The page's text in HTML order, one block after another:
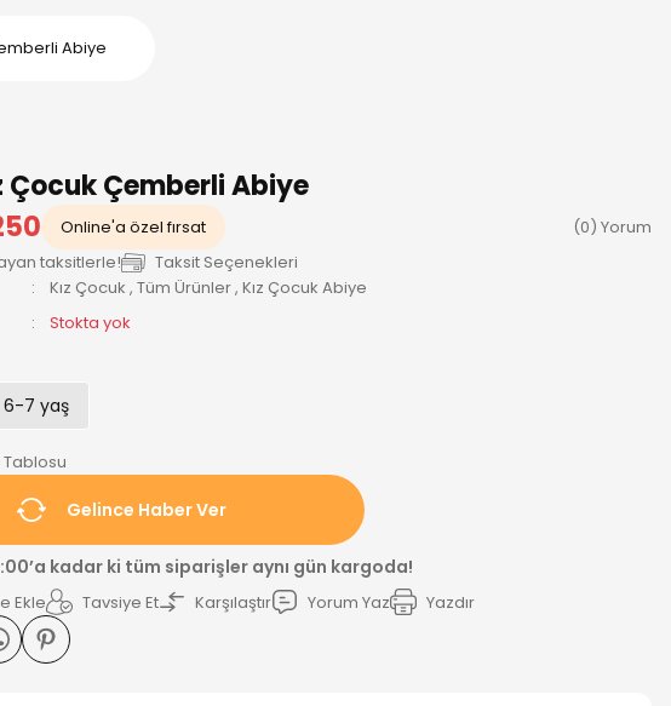
Abiye
Çocuk Çemberli Abiye
Online'a özel fırsat
(0) Yorum
taksitlerle!
Taksit Seçenekleri
Kız Çocuk , Tüm Ürünler, Kız Çocuk Abiye
Stokta yok
6-7 yaş
Gelince Haber Ver
kadar ki tüm siparişler aynı gün kargoda!
Tavsiye Et Karşılaştır Yorum Yaz Yazdır